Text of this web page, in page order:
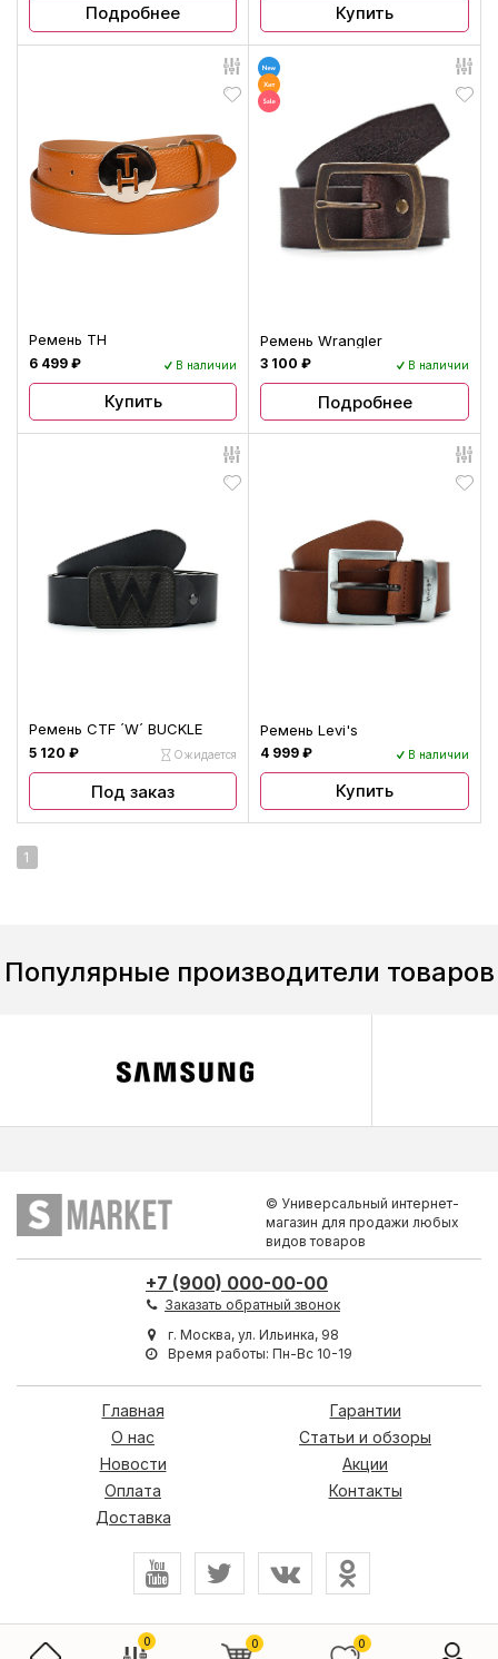
Подробнее Купить
Ремень TH
6 499 ₽ В наличии
Купить
Ремень Wrangler
3 100 ₽ В наличии
Подробнее
Ремень CTF ´W´ BUCKLE
5 120 ₽ Ожидается
Под заказ
Ремень Levi's
4 999 ₽ В наличии
Купить
1
Популярные производители товаров
© Универсальный интернет-
магазин для продажи любых
видов товаров
+7 (900) 000-00-00
Заказать обратный звонок
г. Москва, ул. Ильинка, 98
Время работы: Пн-Вс 10-19
Главная
О нас
Новости
Оплата
Доставка
Гарантии
Статьи и обзоры
Акции
Контакты
0
0 0